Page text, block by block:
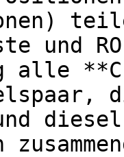
und
alle